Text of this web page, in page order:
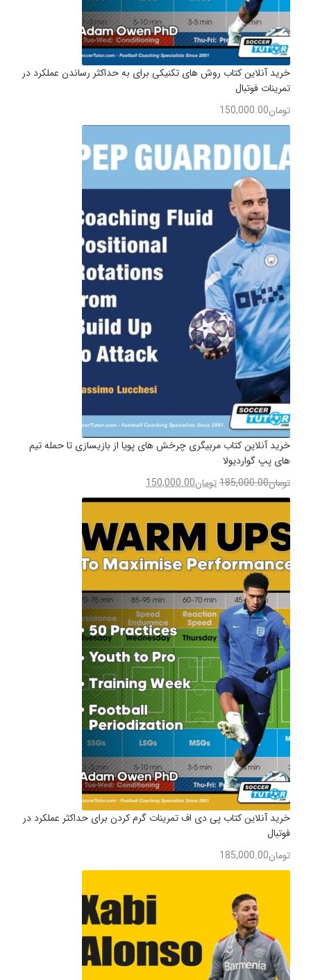
خرید آنلاین کتاب روش های تکنیکی برای به حداکثر رساندن عملکرد در
تمرینات فوتبال
تومان150,000.00
خرید آنلاین کتاب مربیگری چرخش های پویا از بازیسازی تا حمله تیم
های پپ گواردیولا
تومان185,000.00تومان150,000.00
خرید آنلاین کتاب پی دی اف تمرینات گرم کردن برای حداکثر عملکرد در
فوتبال
تومان185,000.00